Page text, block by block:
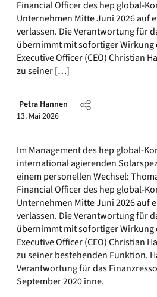
Financial Officer des hep global-
Unternehmen Mitte Juni 2026 auf
verlassen. Die Verantwortung für
übernimmt mit sofortiger Wirkung
Executive Officer (CEO) Christian
zu seiner […]
Petra Hannen
13. Mai 2026
Im Management des hep global-
international agierenden
einem personellen Wechsel:
Financial Officer des hep global-
Unternehmen Mitte Juni 2026 auf
verlassen. Die Verantwortung für
übernimmt mit sofortiger Wirkung
Executive Officer (CEO) Christian
zu seiner bestehenden Funktion.
Verantwortung für das
September 2020 inne.